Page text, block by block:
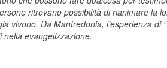
ritrovano possibilità di rianimare la
vivono. Da Manfredonia, l’esperienza di
evangelizzazione.